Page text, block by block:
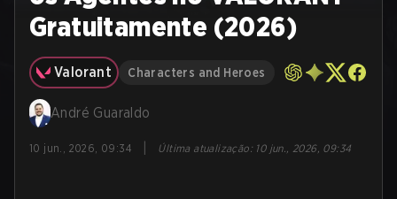
Gratuitamente (2026)
Valorant Characters and Heroes
André Guaraldo
10 jun., 2026, 09:34 Última atualização: 10 jun., 2026, 09:34